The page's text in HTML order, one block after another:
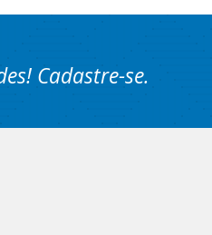
Cadastre-se.